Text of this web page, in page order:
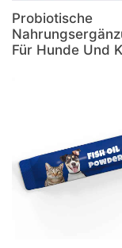
Probiotische
Für Hunde Und